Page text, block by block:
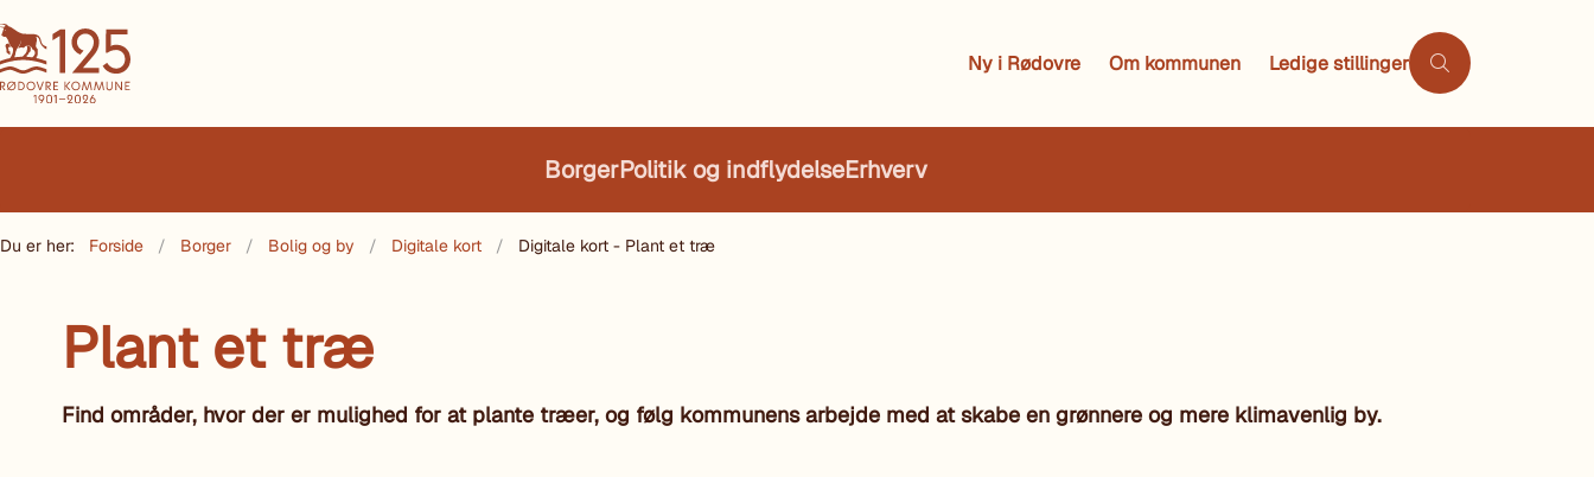
Ny i Rødovre Om kommunen Ledige stillinger
BorgerPolitik og indflydelseErhverv
Du er her: Forside Borger Bolig og by Digitale kort Digitale kort - Plant et træ
Plant et træ
Find områder, hvor der er mulighed for at plante træer, og følg kommunens arbejde med at skabe en grønnere og mere klimavenlig by.